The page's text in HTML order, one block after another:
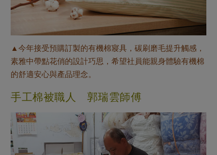
▲今年接受預購訂製的有機棉寢具，碳刷磨毛提升觸感，
素雅中帶點花俏的設計巧思，希望社員能親身體驗有機棉
的舒適安心與產品理念。
手工棉被職人 郭瑞雲師傅